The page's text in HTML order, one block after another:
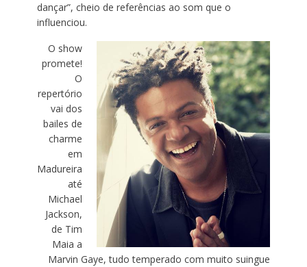
dançar”, cheio de referências ao som que o
influenciou.
O show
promete!
O
repertório
vai dos
bailes de
charme
em
Madureira
até
Michael
Jackson,
de Tim
Maia a
Marvin Gaye, tudo temperado com muito suingue